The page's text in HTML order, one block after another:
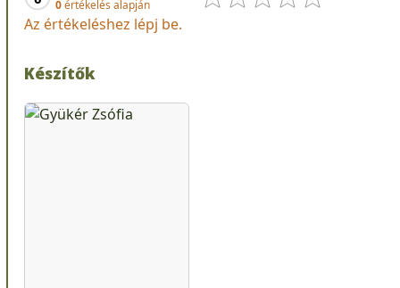
0értékelés alapján
Az értékeléshez lépj be.
Készítők